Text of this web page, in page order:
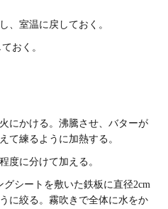
、室温に戻しておく。
おく。
にかける。沸騰させ、バターが
て練るように加熱する。
度に分けて加える。
シートを敷いた鉄板に直径2cm
に絞る。霧吹きで全体に水をか